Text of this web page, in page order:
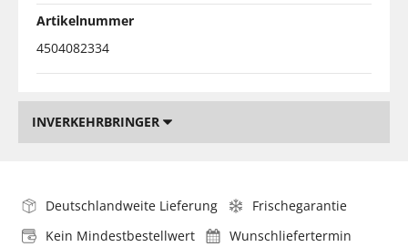
Artikelnummer
4504082334
INVERKEHRBRINGER
Deutschlandweite Lieferung
Frischegarantie
Kein Mindestbestellwert
Wunschliefertermin